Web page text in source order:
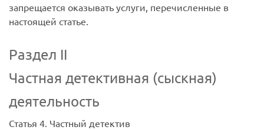
запрещается оказывать услуги, перечисленные в
настоящей статье.
Раздел II
Частная детективная (сыскная)
деятельность
Статья 4. Частный детектив